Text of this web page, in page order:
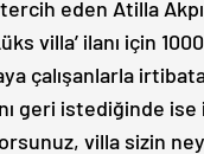
eden Atilla
villa’ ilanı için
çalışanlarla
geri istediğinde
villa sizin